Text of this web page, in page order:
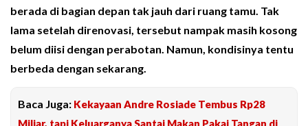
berada di bagian depan tak jauh dari ruang tamu. Tak
lama setelah direnovasi, tersebut nampak masih kosong
belum diisi dengan perabotan. Namun, kondisinya tentu
berbeda dengan sekarang.
Baca Juga: Kekayaan Andre Rosiade Tembus Rp28
Miliar, tapi Keluarganya Santai Makan Pakai Tangan di